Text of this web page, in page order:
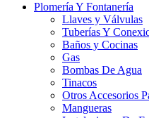
Plomería Y Fontanería
Llaves y Válvulas
Tuberías Y
Baños y Cocinas
Gas
Bombas De Agua
Tinacos
Otros Accesorios
Mangueras